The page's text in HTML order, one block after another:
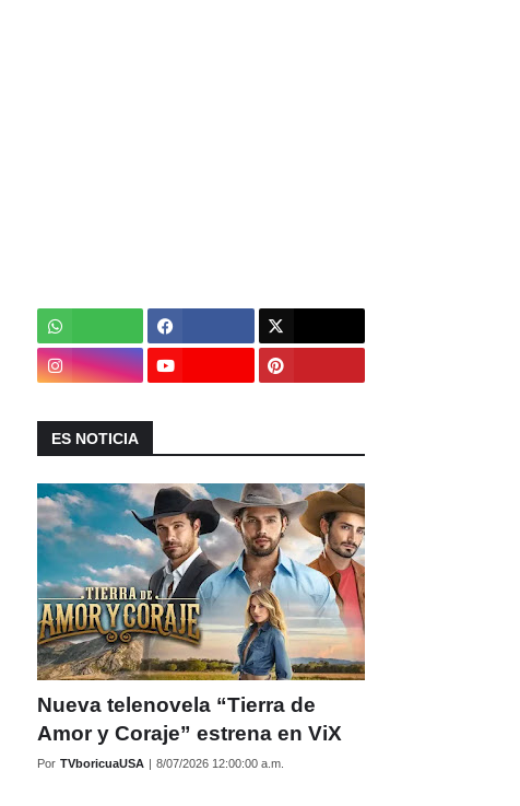
ES NOTICIA
Nueva telenovela “Tierra de
Amor y Coraje” estrena en ViX
Por TVboricuaUSA | 8/07/2026 12:00:00 a.m.